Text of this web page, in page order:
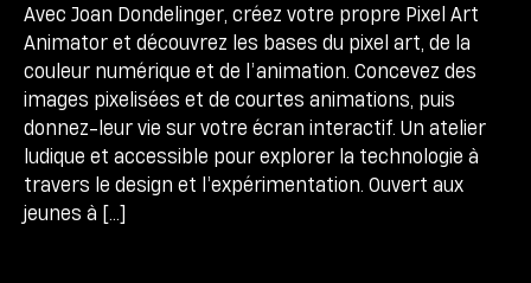
Avec Joan Dondelinger, créez votre propre Pixel Art
Animator et découvrez les bases du pixel art, de la
couleur numérique et de l’animation. Concevez des
images pixelisées et de courtes animations, puis
donnez-leur vie sur votre écran interactif. Un atelier
ludique et accessible pour explorer la technologie à
travers le design et l’expérimentation. Ouvert aux
jeunes à […]